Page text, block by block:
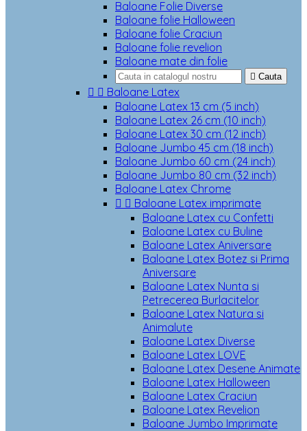
Baloane Folie Diverse
Baloane folie Halloween
Baloane folie Craciun
Baloane folie revelion
Baloane mate din folie
 Cauta
  Baloane Latex
Baloane Latex 13 cm (5 inch)
Baloane Latex 26 cm (10 inch)
Baloane Latex 30 cm (12 inch)
Baloane Jumbo 45 cm (18 inch)
Baloane Jumbo 60 cm (24 inch)
Baloane Jumbo 80 cm (32 inch)
Baloane Latex Chrome
  Baloane Latex imprimate
Baloane Latex cu Confetti
Baloane Latex cu Buline
Baloane Latex Aniversare
Baloane Latex Botez si Prima
Aniversare
Baloane Latex Nunta si
Petrecerea Burlacitelor
Baloane Latex Natura si
Animalute
Baloane Latex Diverse
Baloane Latex LOVE
Baloane Latex Desene Animate
Baloane Latex Halloween
Baloane Latex Craciun
Baloane Latex Revelion
Baloane Jumbo Imprimate